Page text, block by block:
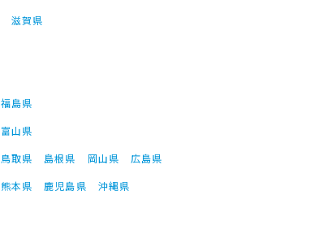
滋賀県
福島県
富山県
鳥取県 島根県 岡山県
広島県
熊本県 鹿児島県 沖縄県